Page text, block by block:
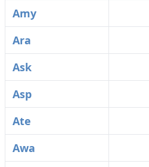
Amy
Ara
Ask
Asp
Ate
Awa